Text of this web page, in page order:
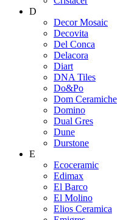
D
Decor Mosaic
Decovita
Del Conca
Delacora
Diart
DNA Tiles
Do&Po
Dom Ceramiche
Domino
Dual Gres
Dune
Durstone
E
Ecoceramic
Edimax
El Barco
El Molino
Elios Ceramica